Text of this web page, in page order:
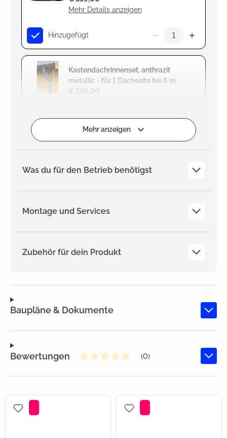
Mehr Details anzeigen
Hinzugefügt
Kastendachrinnenset, anthrazit
metallic - für 1 Dachseite bis 6 m
€ 199,00
Zum Projekt hinzufügen
Mehr anzeigen
Was du für den Betrieb benötigst
Montage und Services
Zubehör für dein Produkt
Baupläne & Dokumente
Bewertungen
(0)